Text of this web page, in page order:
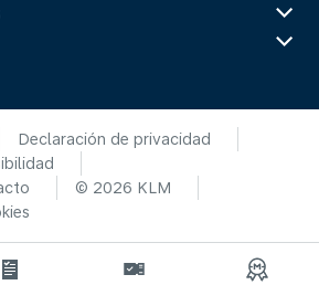
Declaración de privacidad
© 2026 KLM